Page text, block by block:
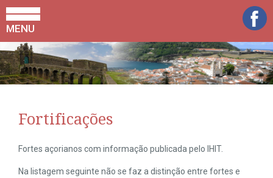
MENU
Fortificações
Fortes açorianos com informação publicada pelo IHIT.
Na listagem seguinte não se faz a distinção entre fortes e